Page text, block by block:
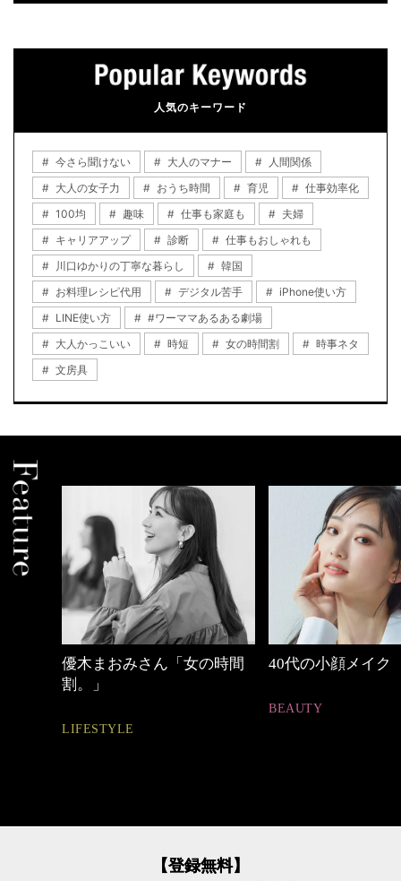
人気のキーワード
今さら聞けない 大人のマナー
人間関係
大人の女子力
おうち時間 育児
仕事効率化
100均
趣味 仕事も家庭も
夫婦
キャリアアップ
診断
仕事もおしゃれも
川口ゆかりの丁寧な暮らし
韓国
お料理レシピ代用
デジタル苦手
iPhone使い方
LINE使い方
#ワーママあるある劇場
大人かっこいい
時短 女の時間割
時事ネタ
文房具
40代の小顔メイク 働く女性のバッグ
FASHION
【登録無料】